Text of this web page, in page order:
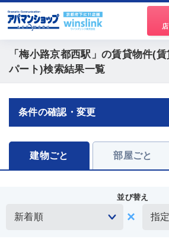
「梅小路京都西駅」 の賃貸物件(
パート)検索結果一覧
条件の確認・変更
建物ごと 部屋ごと
並び替え